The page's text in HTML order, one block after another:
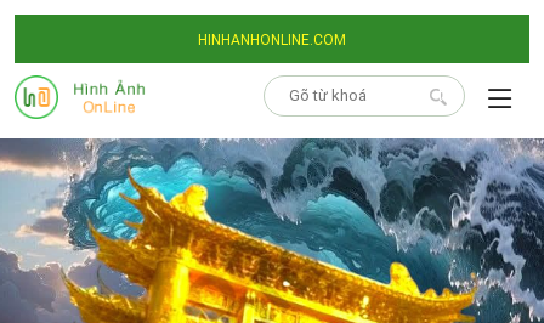
HINHANHONLINE.COM